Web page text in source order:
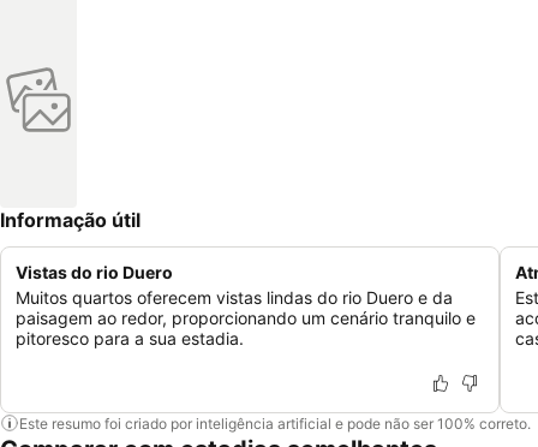
Informação útil
Vistas do rio Duero
Muitos quartos oferecem vistas lindas do rio Duero e da
paisagem ao redor, proporcionando um cenário tranquilo e
pitoresco para a sua estadia.
Este resumo foi criado por inteligência artificial e pode não ser 100% correto.